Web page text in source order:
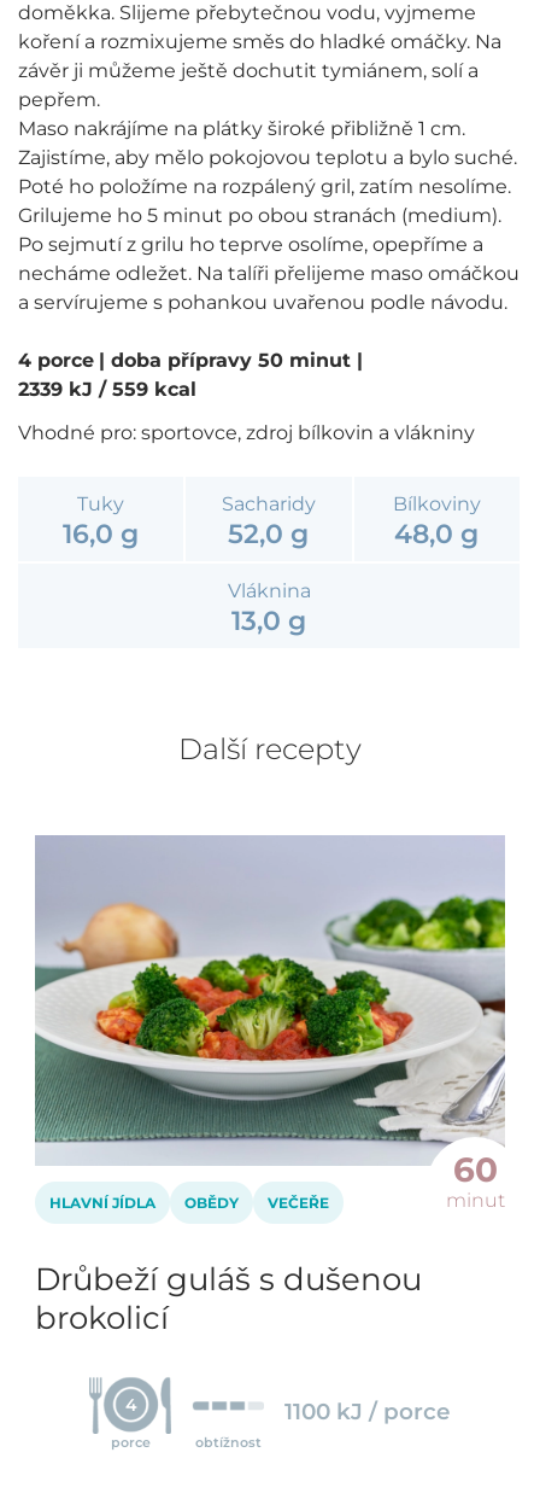
doměkka. Slijeme přebytečnou vodu, vyjmeme
koření a rozmixujeme směs do hladké omáčky. Na
závěr ji můžeme ještě dochutit tymiánem, solí a
pepřem.
Maso nakrájíme na plátky široké přibližně 1 cm.
Zajistíme, aby mělo pokojovou teplotu a bylo suché.
Poté ho položíme na rozpálený gril, zatím nesolíme.
Grilujeme ho 5 minut po obou stranách (medium).
Po sejmutí z grilu ho teprve osolíme, opepříme a
necháme odležet. Na talíři přelijeme maso omáčkou
a servírujeme s pohankou uvařenou podle návodu.
4 porce | doba přípravy 50 minut |
2339 kJ / 559 kcal
Vhodné pro: sportovce, zdroj bílkovin a vlákniny
Tuky
16,0 g
Sacharidy
52,0 g
Bílkoviny
48,0 g
Vláknina
13,0 g
Další recepty
60
minut
HLAVNÍ JÍDLA OBĚDY VEČEŘE
Drůbeží guláš s dušenou
brokolicí
4
porce obtížnost
1100 kJ / porce